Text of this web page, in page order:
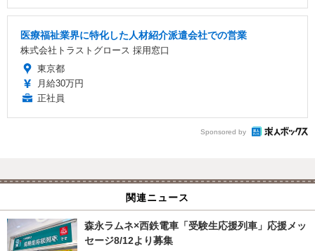
医療福祉業界に特化した人材紹介派遣会社での営業
株式会社トラストグロース 採用窓口
東京都
月給30万円
正社員
Sponsored by
関連ニュース
森永ラムネ×西鉄電車「受験生応援列車」応援メッ
セージ8/12より募集